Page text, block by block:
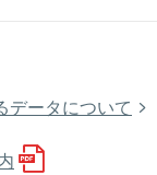
データについて